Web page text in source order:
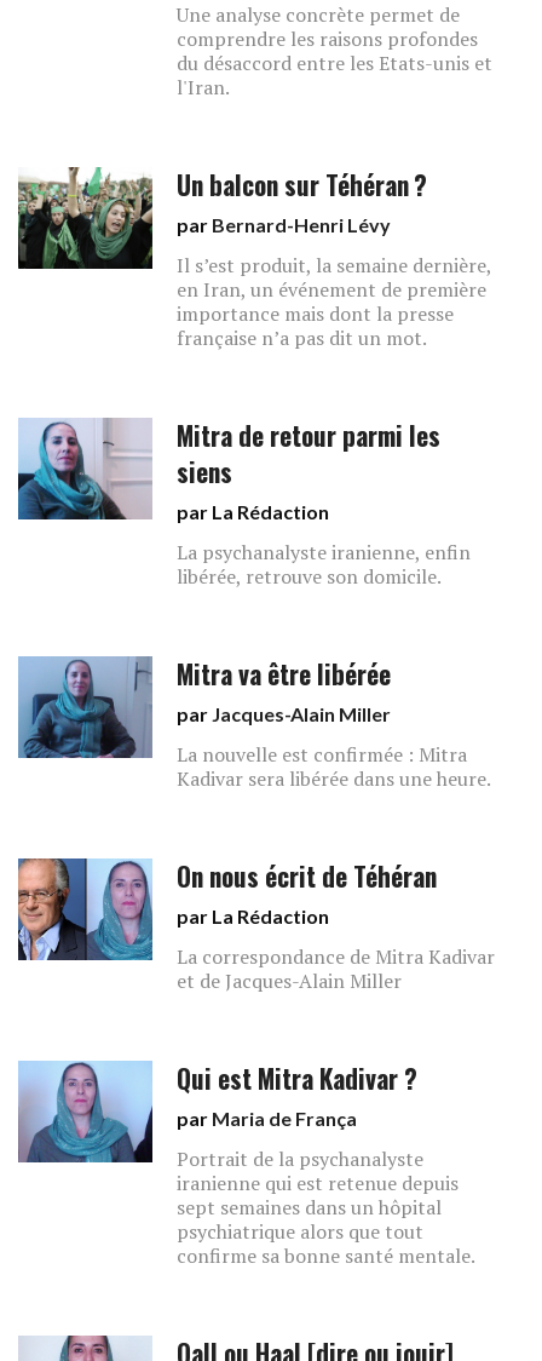
Une analyse concrète permet de
comprendre les raisons profondes
du désaccord entre les Etats-unis et
l'Iran.
Un balcon sur Téhéran ?
par Bernard-Henri Lévy
Il s’est produit, la semaine dernière,
en Iran, un événement de première
importance mais dont la presse
française n’a pas dit un mot.
Mitra de retour parmi les
siens
par La Rédaction
La psychanalyste iranienne, enfin
libérée, retrouve son domicile.
Mitra va être libérée
par Jacques-Alain Miller
La nouvelle est confirmée : Mitra
Kadivar sera libérée dans une heure.
On nous écrit de Téhéran
par La Rédaction
La correspondance de Mitra Kadivar
et de Jacques-Alain Miller
Qui est Mitra Kadivar ?
par Maria de França
Portrait de la psychanalyste
iranienne qui est retenue depuis
sept semaines dans un hôpital
psychiatrique alors que tout
confirme sa bonne santé mentale.
Qall ou Haal [dire ou jouir]